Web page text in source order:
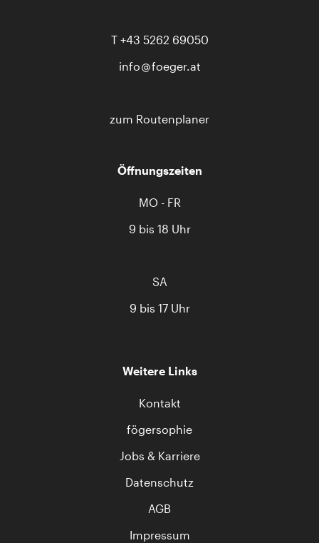
T +43 5262 69050
info
foeger.at
zum Routenplaner
Öffnungszeiten
MO - FR
9 bis 18 Uhr
SA
9 bis 17 Uhr
Weitere Links
Kontakt
fögersophie
Jobs & Karriere
Datenschutz
AGB
Impressum